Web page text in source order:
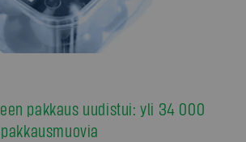
pakkaus uudistui: yli 34 000